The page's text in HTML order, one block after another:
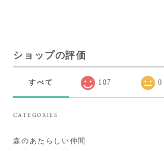
ショップの評価
すべて 107 0
CATEGORIES
森のあたらしい仲間